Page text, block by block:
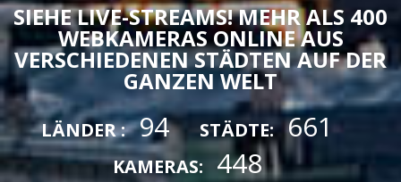
SIEHE LIVE-STREAMS! MEHR ALS 400
WEBKAMERAS ONLINE AUS
VERSCHIEDENEN STÄDTEN AUF DER
GANZEN WELT
LÄNDER : 94 STÄDTE: 661
KAMERAS: 448